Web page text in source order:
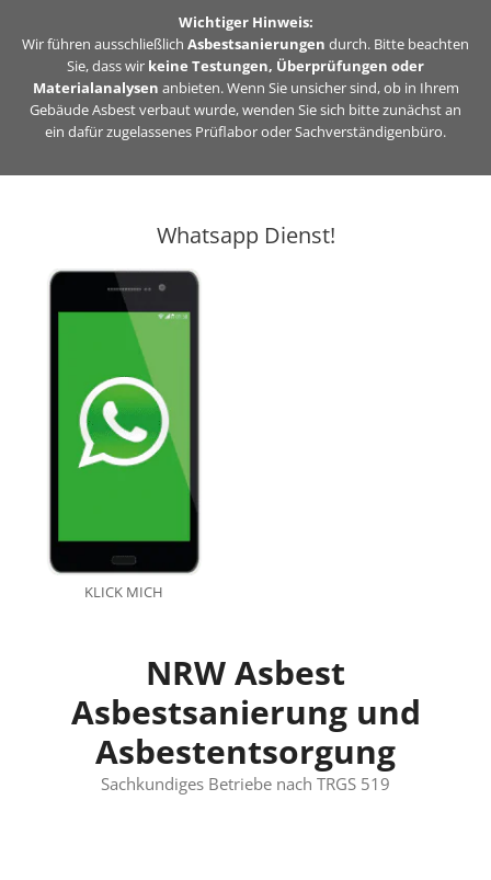
Inhalt
springen
Wichtiger Hinweis:
Wir führen ausschließlich Asbestsanierungen durch. Bitte beachten
Sie, dass wir keine Testungen, Überprüfungen oder
Materialanalysen anbieten. Wenn Sie unsicher sind, ob in Ihrem
Gebäude Asbest verbaut wurde, wenden Sie sich bitte zunächst an
ein dafür zugelassenes Prüflabor oder Sachverständigenbüro.
Whatsapp Dienst!
KLICK MICH
NRW Asbest
Asbestsanierung und
Asbestentsorgung
Sachkundiges Betriebe nach TRGS 519